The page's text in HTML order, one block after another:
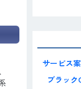
サービス
ブラック